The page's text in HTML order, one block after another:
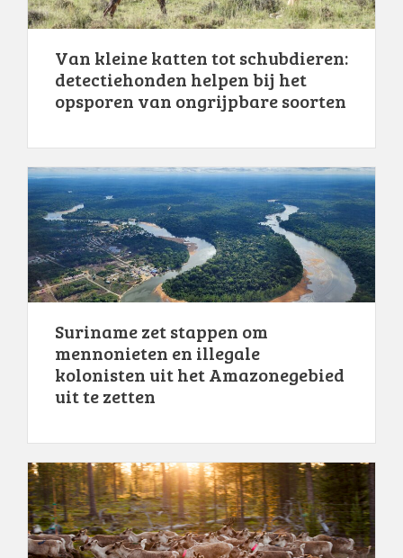
Van kleine katten tot schubdieren:
detectiehonden helpen bij het
opsporen van ongrijpbare soorten
Suriname zet stappen om
mennonieten en illegale
kolonisten uit het Amazonegebied
uit te zetten